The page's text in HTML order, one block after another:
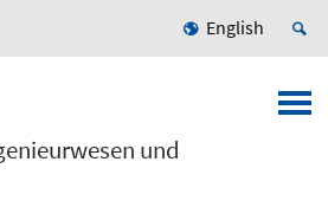
English
und